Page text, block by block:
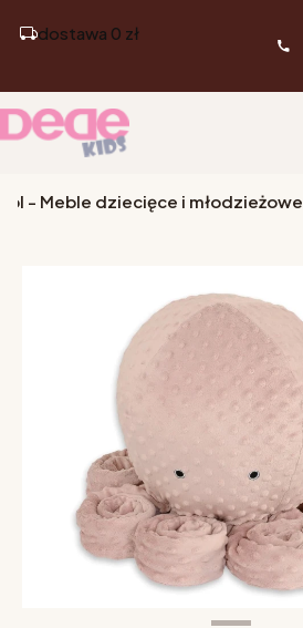
dostawa 0 zł
- Meble dziecięce i młodzieżowe